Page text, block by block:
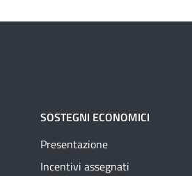
SOSTEGNI ECONOMICI
Presentazione
Incentivi assegnati